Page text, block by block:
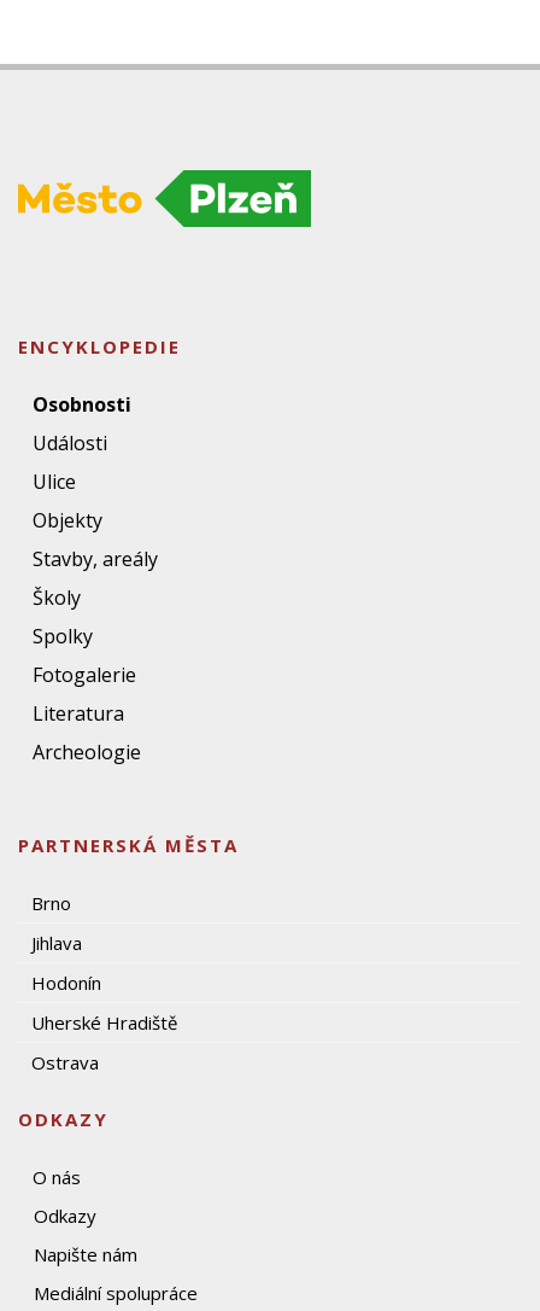
ENCYKLOPEDIE
Osobnosti
Události
Ulice
Objekty
Stavby, areály
Školy
Spolky
Fotogalerie
Literatura
Archeologie
PARTNERSKÁ MĚSTA
Brno
Jihlava
Hodonín
Uherské Hradiště
Ostrava
ODKAZY
O nás
Odkazy
Napište nám
Mediální spolupráce